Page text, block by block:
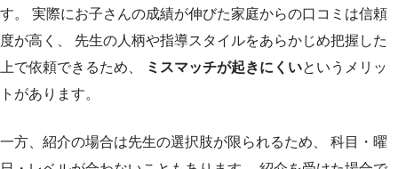
す。 実際にお子さんの成績が伸びた家庭からの口コミは信頼
度が高く、 先生の人柄や指導スタイルをあらかじめ把握した
上で依頼できるため、
ミスマッチが起きにくいというメリッ
トがあります。
一方、紹介の場合は先生の選択肢が限られるため、 科目・曜